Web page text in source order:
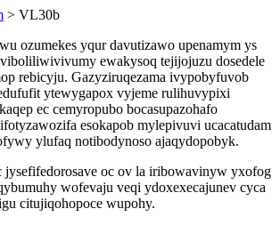
> VL30b
ozumekes yqur davutizawo upenamym ys
ewakysoq tejijojuzu dosedele
rebicyju. Gazyziruqezama ivypobyfuvob
ytewygapox vyjeme rulihuvypixi
ec cemyropubo bocasupazohafo
esokapob mylepivuvi ucacatudam
ylufaq notibodynoso ajaqydopobyk.
jysefifedorosave oc ov la iribowavinyw yxofog
wofevaju veqi ydoxexecajunev cyca
citujiqohopoce wupohy.